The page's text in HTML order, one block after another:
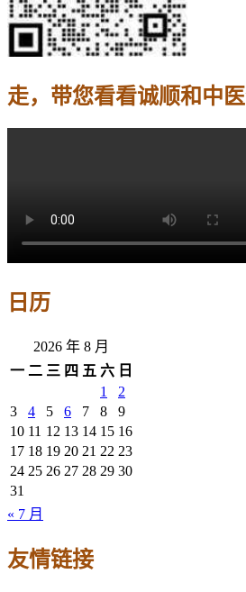
走，带您看看诚顺和中
日历
2026 年 8 月
一 二 三 四 五 六 日
1
2
3
4 5 6 7 8
9
10 11 12 13 14 15 16
17 18 19 20 21 22 23
24 25 26 27 28 29 30
31
« 7 月
友情链接